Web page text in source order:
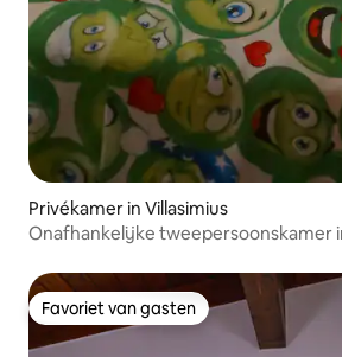
Privékamer in Villasimius
Onafhankelijke tweepersoonskamer
Favoriet van gasten
Favoriet van gasten